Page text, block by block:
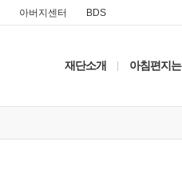
아버지센터 BDS
재단소개 아침편지는